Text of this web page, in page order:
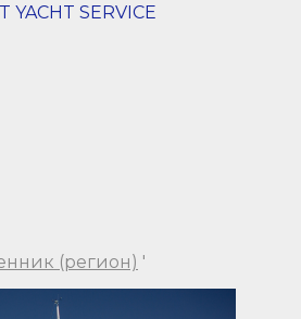
YACHT SERVICE
(регион) '